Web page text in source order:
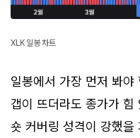
XLK 일봉 차트
일봉에서 가장 먼저 봐야
갭이 뜨더라도 종가가
숏 커버링 성격이 강했을